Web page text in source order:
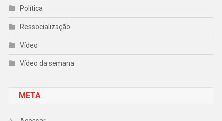
Política
Ressocialização
Vídeo
Vídeo da semana
META